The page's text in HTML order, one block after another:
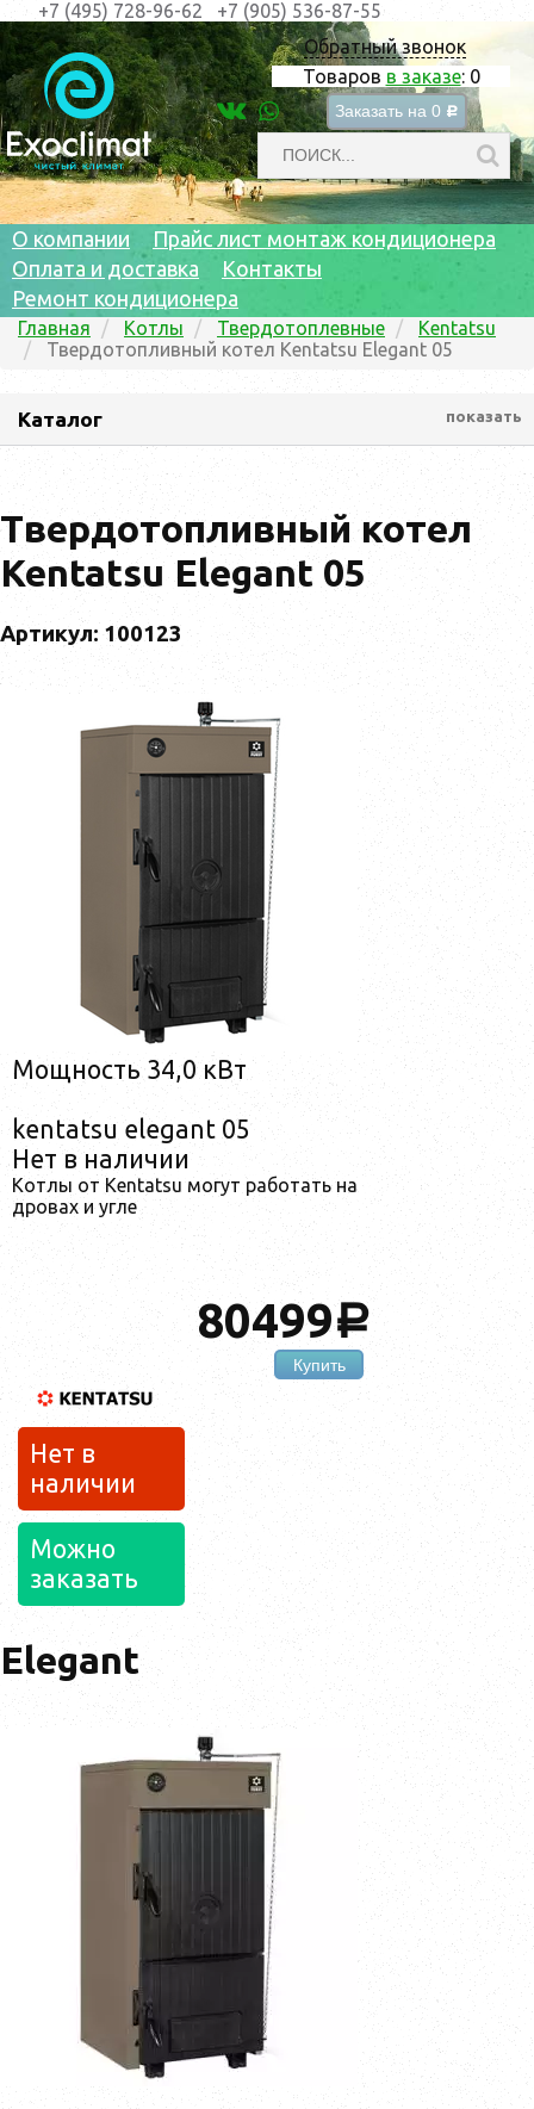
Обратный звонок
Товаров в заказе: 0
Заказать на 0 c
+7 (495) 728-96-62 +7 (905) 536-87-55
О компании
Прайс лист монтаж кондиционера
Оплата и доставка
Контакты
Ремонт кондиционера
Главная Котлы Твердотоплевные
Kentatsu
Твердотопливный котел Kentatsu Elegant 05
Каталог показать
Твердотопливный котел
Kentatsu Elegant 05
Артикул: 100123
Мощность 34,0 кВт
kentatsu elegant 05
Нет в наличии
Кот­лы от Kentatsu мо­гут ра­ботать на
дро­вах и уг­ле
80499a
Купить
Нет в
наличии
Можно
заказать
Elegant